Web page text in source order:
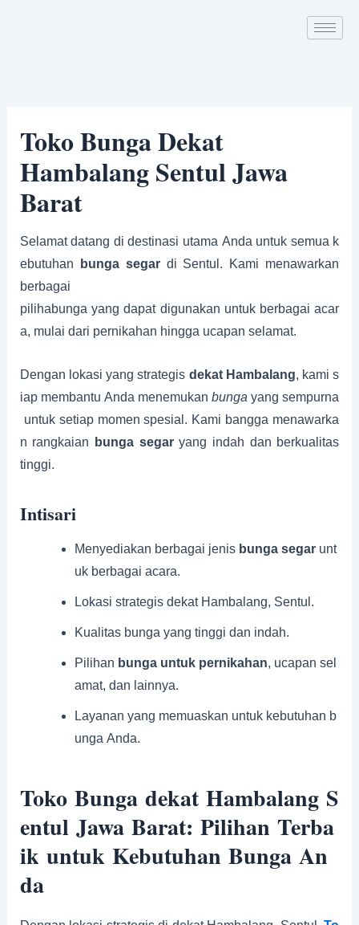
Toko Bunga Dekat
Hambalang Sentul Jawa
Barat
Selamat datang di destinasi utama Anda untuk semua k
ebutuhan
bunga segardi Sentul. Kami menawarkan
berbagai
pilihabunga yang dapat digunakan untuk berbagai acar
a, mulai dari pernikahan hingga ucapan selamat.
Dengan lokasi yang strategis dekat Hambalang, kami s
iap membantu Anda menemukanbunga yang sempurna
untuk setiap momen spesial. Kami bangga menawarka
n rangkaian
bunga segaryang indah dan berkualitas
tinggi.
Intisari
Menyediakan berbagai jenis bunga segarunt
uk berbagai acara.
Lokasi strategis dekat Hambalang, Sentul.
Kualitas bunga yang tinggi dan indah.
Pilihan bunga untuk pernikahan, ucapan sel
amat, dan lainnya.
Layanan yang memuaskan untuk kebutuhan b
unga Anda.
Toko Bunga dekat Hambalang S
entul Jawa Barat: Pilihan Terba
ik untuk Kebutuhan Bunga An
da